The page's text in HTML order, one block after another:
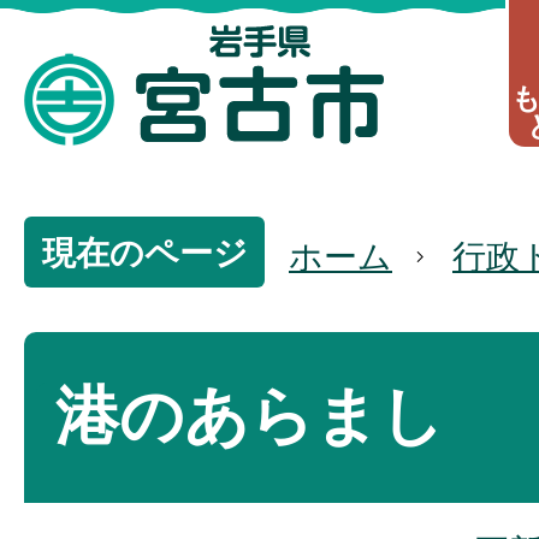
現在のページ ホーム 行政
港のあらまし